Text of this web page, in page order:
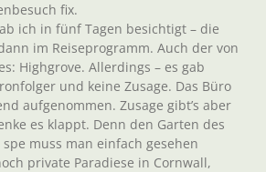
fix.
ich in fünf Tagen besichtigt – die
im Reiseprogramm. Auch der von
Highgrove. Allerdings – es gab
und keine Zusage. Das Büro
aufgenommen. Zusage gibt’s aber
es klappt. Denn den Garten des
muss man einfach gesehen
private Paradiese in Cornwall,